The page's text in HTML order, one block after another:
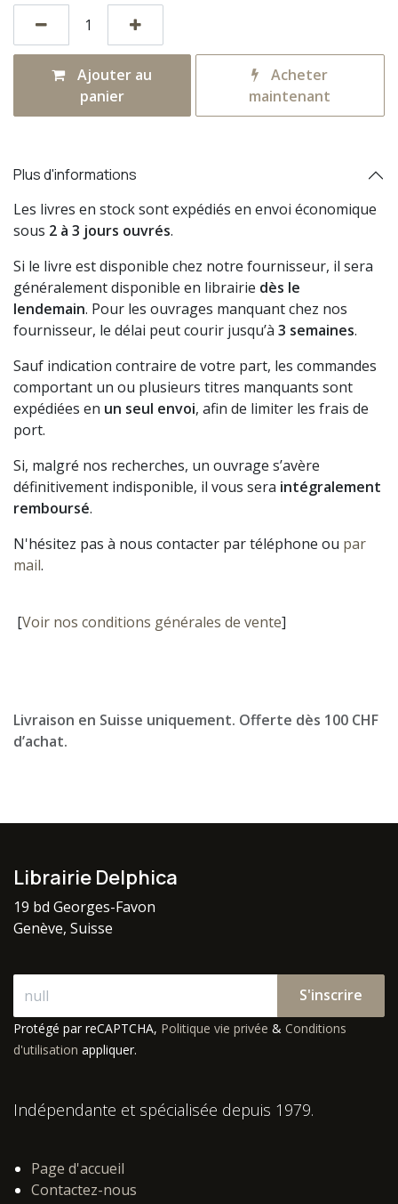
Ajouter au
panier
Acheter
maintenant
Plus d'informations
Les livres en stock sont expédiés en envoi économique
sous 2 à 3 jours ouvrés.
Si le livre est disponible chez notre fournisseur, il sera
généralement disponible en librairie dès le
lendemain. Pour les ouvrages manquant chez nos
fournisseur, le délai peut courir jusqu’à 3 semaines.
Sauf indication contraire de votre part, les commandes
comportant un ou plusieurs titres manquants sont
expédiées en un seul envoi, afin de limiter les frais de
port.
Si, malgré nos recherches, un ouvrage s’avère
définitivement indisponible, il vous sera intégralement
remboursé.
N'hésitez pas à nous contacter par téléphone ou par
mail.
[Voir nos conditions générales de vente]
Livraison en Suisse uniquement. Offerte dès 100 CHF
d’achat.
Librairie Delphica
19 bd Georges-Favon
Genève, Suisse
S'inscrire
Protégé par reCAPTCHA, Politique vie privée & Conditions
d'utilisation appliquer.
Indépendante et spécialisée depuis 1979.
Page d'accueil
Contactez-nous